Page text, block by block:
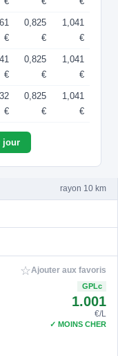
€
0,825
€
1,041
€
€
0,825
€
1,041
€
€
0,825
€
1,041
€
jour
rayon 10 km
☆Ajouter aux favoris
GPLc
1.001
€/L
✓ MOINS CHER